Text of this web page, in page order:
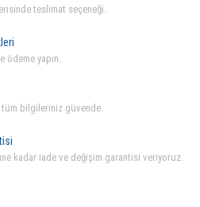
teslimat seçeneği.
yapın.
tüm bilgileriniz güvende.
kadar iade ve değişim garantisi veriyoruz.